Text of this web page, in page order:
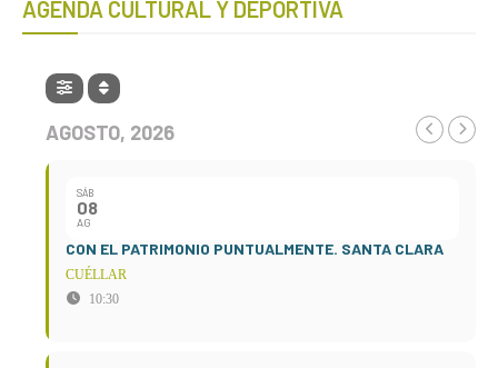
AGENDA CULTURAL Y DEPORTIVA
AGOSTO, 2026
SÁB
08
AG
CON EL PATRIMONIO PUNTUALMENTE. SANTA CLARA
CUÉLLAR
10:30